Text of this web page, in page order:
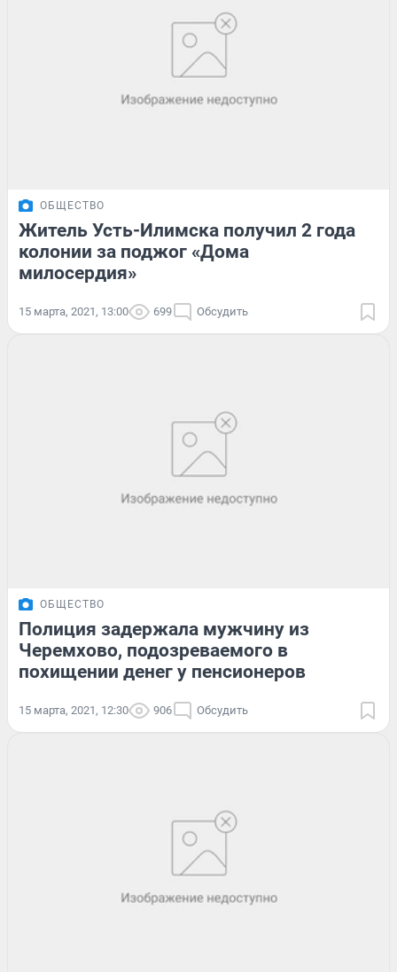
ОБЩЕСТВО
Житель Усть-Илимска получил 2 года
колонии за поджог «Дома
милосердия»
15 марта, 2021, 13:00 699 Обсудить
ОБЩЕСТВО
Полиция задержала мужчину из
Черемхово, подозреваемого в
похищении денег у пенсионеров
15 марта, 2021, 12:30 906 Обсудить